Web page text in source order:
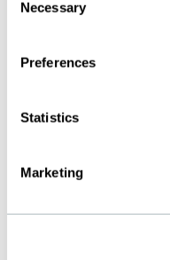
Selection
Necessary
Preferences
Statistics
Marketing